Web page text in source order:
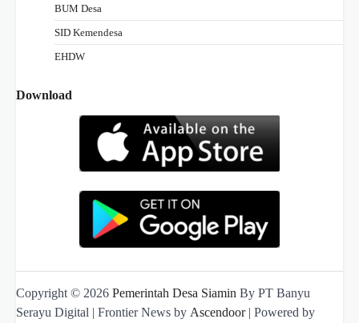
BUM Desa
SID Kemendesa
EHDW
Download
Copyright © 2026 Pemerintah Desa Siamin By PT Banyu
Serayu Digital | Frontier News by Ascendoor| Powered by